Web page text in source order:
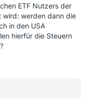
ETF Nutzers der
werden dann die
in den USA
hierfür die Steuern